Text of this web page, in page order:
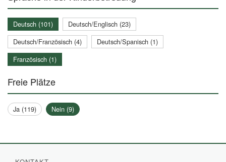
Deutsch (101)
Deutsch/Englisch (23)
Deutsch/Französisch (4)
Deutsch/Spanisch (1)
Französisch (1)
Freie Plätze
Ja (119) Nein (9)